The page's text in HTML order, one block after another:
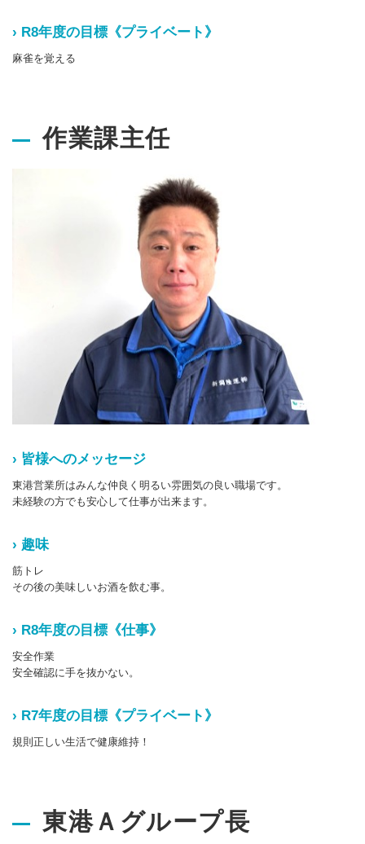
› R8年度の目標《プライベート》
麻雀を覚える
作業課主任
› 皆様へのメッセージ
東港営業所はみんな仲良く明るい雰囲気の良い職場です。
未経験の方でも安心して仕事が出来ます。
› 趣味
筋トレ
その後の美味しいお酒を飲む事。
› R8年度の目標《仕事》
安全作業
安全確認に手を抜かない。
› R7年度の目標《プライベート》
規則正しい生活で健康維持！
東港Ａグループ長